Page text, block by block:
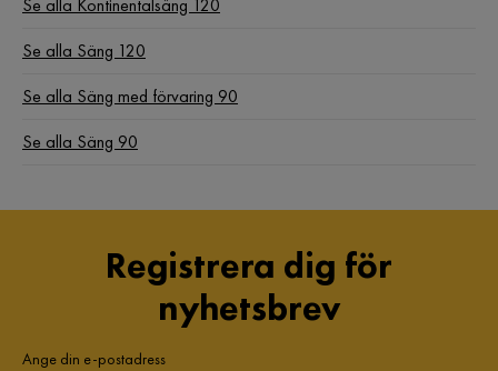
Se alla Kontinentalsäng 120
Se alla Säng 120
Se alla Säng med förvaring 90
Se alla Säng 90
Registrera dig för
nyhetsbrev
Ange din e-postadress